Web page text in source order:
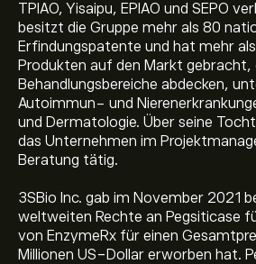
TPIAO, Yisaipu, EPIAO und SEPO
besitzt die Gruppe mehr als 80
Erfindungspatente und hat mehr
Produkten auf den Markt gebracht,
Behandlungsbereiche abdecken,
Autoimmun- und
und Dermatologie. Über seine
das Unternehmen im
Beratung tätig.
3SBio Inc. gab im November 2021
weltweiten Rechte an Pegsiticase
von EnzymeRx für einen
Millionen US-Dollar erworben hat.